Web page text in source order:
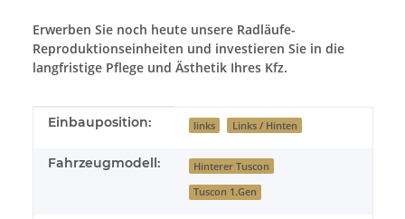
Erwerben Sie noch heute unsere Radläufe-
Reproduktionseinheiten und investieren Sie in die
langfristige Pflege und Ästhetik Ihres Kfz.
Produkteigenschaft
Wert
Einbauposition: links Links / Hinten
Fahrzeugmodell: Hinterer Tuscon
Tuscon 1.Gen